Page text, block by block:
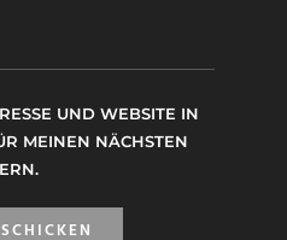
UND WEBSITE IN
MEINEN NÄCHSTEN